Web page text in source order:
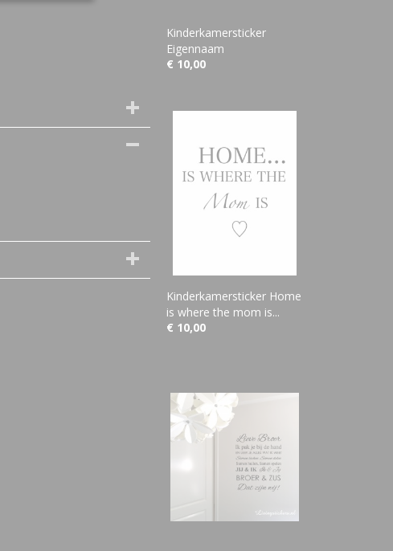
Kinderkamersticker
Eigennaam
€ 10,00
Kinderkamersticker Home
is where the mom is...
€ 10,00